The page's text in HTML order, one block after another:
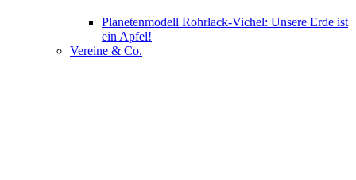
Planetenmodell Rohrlack-Vichel: Unsere Erde ist
ein Apfel!
Vereine & Co.